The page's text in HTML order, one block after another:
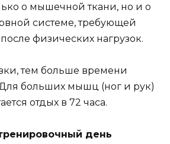
о мышечной ткани, но и о
системе, требующей
физических нагрузок.
тем больше времени
больших мышц (ног и рук)
отдых в 72 часа.
день